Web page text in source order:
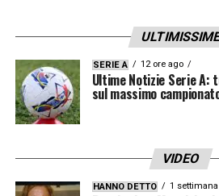
persa negli 1 contro 1
SERIE A 12 ore ago
Ultime Notizie Serie
sul massimo
VIDEO
HANNO DETTO 1